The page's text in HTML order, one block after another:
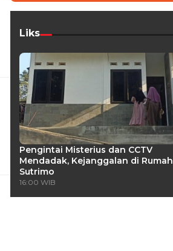
Liks
Pengintai Misterius dan CCTV
Mendadak, Kejanggalan di Rumah
Sutrimo
16:00 WIB